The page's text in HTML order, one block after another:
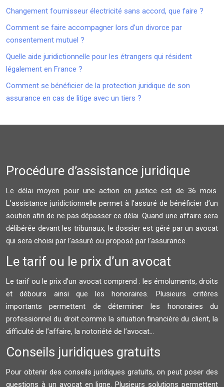
Changement fournisseur électricité sans accord, que faire ?
Comment se faire accompagner lors d’un divorce par
consentement mutuel ?
Quelle aide juridictionnelle pour les étrangers qui résident
légalement en France ?
Comment se bénéficier de la protection juridique de son
assurance en cas de litige avec un tiers ?
Procédure d’assistance juridique
Le délai moyen pour une action en justice est de 36 mois.
L’assistance juridictionnelle permet à l’assuré de bénéficier d’un
soutien afin de ne pas dépasser ce délai. Quand une affaire sera
délibérée devant les tribunaux, le dossier est géré par un avocat
qui sera choisi par l’assuré ou proposé par l’assurance.
Le tarif ou le prix d’un avocat
Le tarif ou le prix d’un avocat comprend : les émoluments, droits
et débours ainsi que les honoraires. Plusieurs critères
importants permettent de déterminer les honoraires du
professionnel du droit comme la situation financière du client, la
difficulté de l’affaire, la notoriété de l’avocat…
Conseils juridiques gratuits
Pour obtenir des conseils juridiques gratuits, on peut poser des
questions à un avocat en ligne. Plusieurs solutions permettent